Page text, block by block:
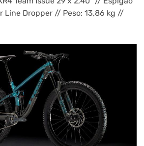
Line Dropper // Peso: 13,86 kg //